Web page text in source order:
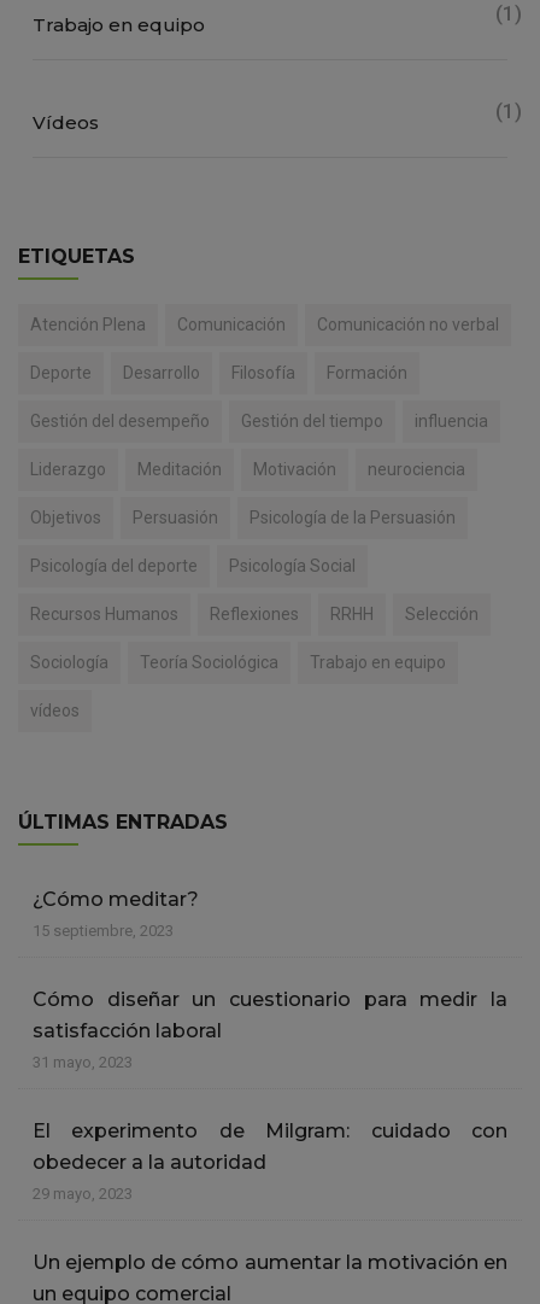
Trabajo en equipo (1)
Vídeos (1)
ETIQUETAS
Atención Plena Comunicación Comunicación no verbal
Deporte Desarrollo Filosofía Formación
Gestión del desempeño Gestión del tiempo influencia
Liderazgo Meditación Motivación neurociencia
Objetivos Persuasión Psicología de la Persuasión
Psicología del deporte Psicología Social
Recursos Humanos Reflexiones RRHH Selección
Sociología Teoría Sociológica Trabajo en equipo
vídeos
ÚLTIMAS ENTRADAS
¿Cómo meditar?
15 septiembre, 2023
Cómo diseñar un cuestionario para medir la
satisfacción laboral
31 mayo, 2023
El experimento de Milgram: cuidado con
obedecer a la autoridad
29 mayo, 2023
Un ejemplo de cómo aumentar la motivación en
un equipo comercial